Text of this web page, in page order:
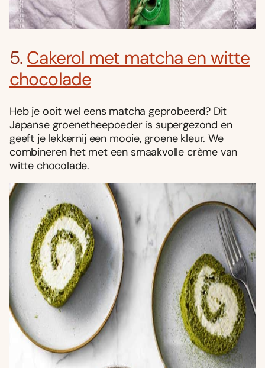
5. Cakerol met matcha en witte
chocolade
Heb je ooit wel eens matcha geprobeerd? Dit
Japanse groenetheepoeder is supergezond en
geeft je lekkernij een mooie, groene kleur. We
combineren het met een smaakvolle crème van
witte chocolade.